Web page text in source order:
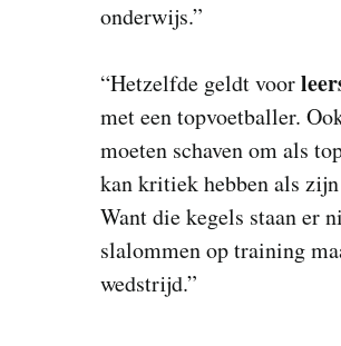
onderwijs.”
“Hetzelfde geldt voor
met een topvoetballer.
moeten schaven om als
kan kritiek hebben als
Want die kegels staan er
slalommen op training
wedstrijd.”